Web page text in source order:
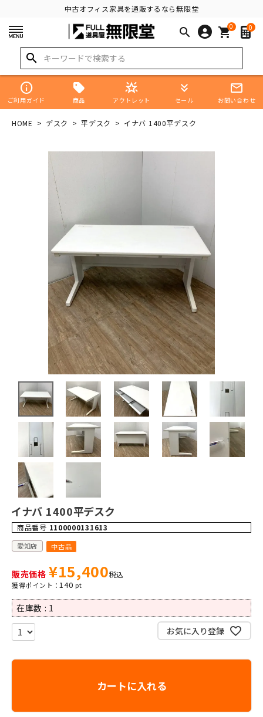
中古オフィス家具を通販するなら無限堂
search 0
shopping_cart 0
search
info
ご利用ガイド 商品
star_shine
アウトレット
keyboard_double_arrow_down
セール
mail_outline
お問い合わせ
HOME デスク 平デスク イナバ 1400平デスク
イナバ 1400平デスク
商品番号 1100000131613
愛知店 中古品
販売価格 ¥15,400税込
140
在庫数
1
お気に入り登録
カートに入れる